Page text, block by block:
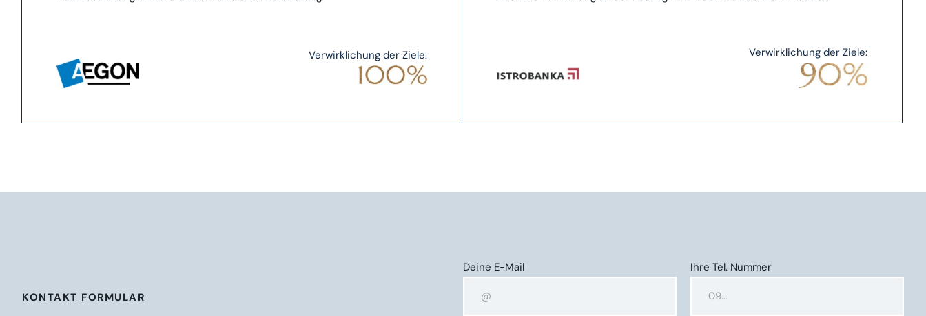
Verwirklichung der Ziele: Verwirklichung der Ziele:
KONTAKT FORMULAR
Deine E-Mail Ihre Tel. Nummer